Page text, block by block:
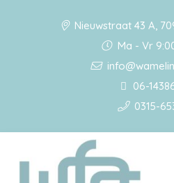
Nieuwstraat 43 A,
Ma - Vr
06-
0315-